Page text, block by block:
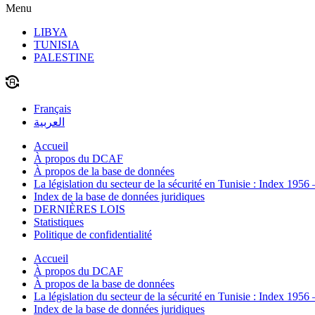
Menu
LIBYA
TUNISIA
PALESTINE
Français
العربية
Accueil
À propos du DCAF
À propos de la base de données
La législation du secteur de la sécurité en Tunisie : Index 1956
Index de la base de données juridiques
DERNIÈRES LOIS
Statistiques
Politique de confidentialité
Accueil
À propos du DCAF
À propos de la base de données
La législation du secteur de la sécurité en Tunisie : Index 1956
Index de la base de données juridiques